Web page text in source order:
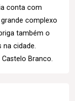
conta com
complexo
também o
na cidade.
Branco.